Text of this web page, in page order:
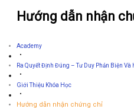
Hướng dẫn nhận
Academy
Ra Quyết Định Đúng – Tư Duy Phản Biện
Giới Thiệu Khóa Học
Hướng dẫn nhận chứng chỉ